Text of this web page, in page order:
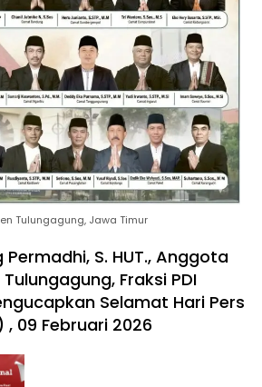
Tulungagung, Jawa Timur
S. HUT., Anggota
Tulungagung, Fraksi PDI
Selamat Hari Pers
, 09 Februari 2026